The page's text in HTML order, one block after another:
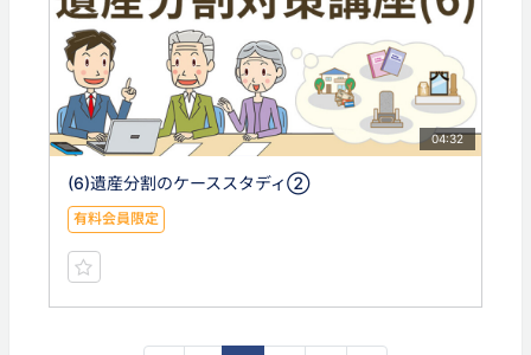
04:32
(6)遺産分割のケーススタディ②
有料会員限定